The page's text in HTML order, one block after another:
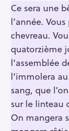
Ce sera une
l’année.
chevreau.
quatorzième
l’assemblée
l’immolera
sang, que
sur le linteau
On mangera